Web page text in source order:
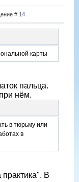
# 14
карты
пальца.
нём.
в тюрьму или
в
В